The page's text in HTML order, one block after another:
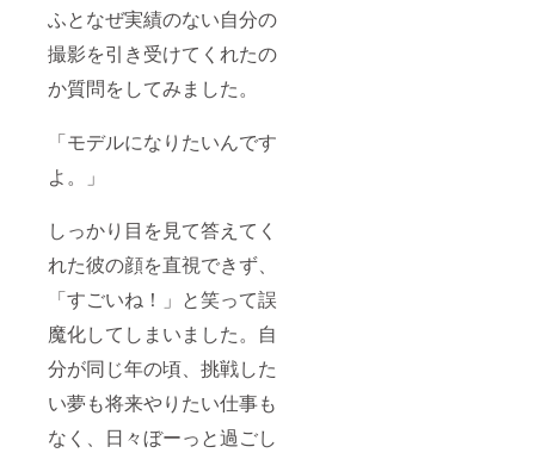
ふとなぜ実績のない自分の
撮影を引き受けてくれたの
か質問をしてみました。
「モデルになりたいんです
よ。」
しっかり目を見て答えてく
れた彼の顔を直視できず、
「すごいね！」と笑って誤
魔化してしまいました。自
分が同じ年の頃、挑戦した
い夢も将来やりたい仕事も
なく、日々ぼーっと過ごし